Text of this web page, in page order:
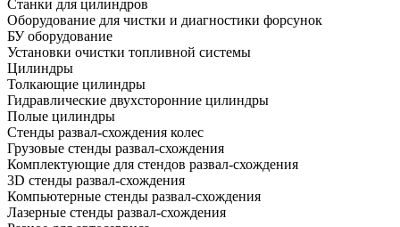
Станки для цилиндров
Оборудование для чистки и диагностики форсунок
БУ оборудование
Установки очистки топливной системы
Цилиндры
Толкающие цилиндры
Гидравлические двухсторонние цилиндры
Полые цилиндры
Стенды развал-схождения колес
Грузовые стенды развал-схождения
Комплектующие для стендов развал-схождения
3D стенды развал-схождения
Компьютерные стенды развал-схождения
Лазерные стенды развал-схождения